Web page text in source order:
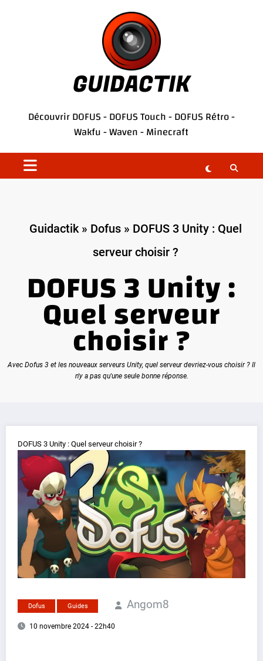
GUIDACTIK
DécouvrirDOFUS-DOFUS Touch-DOFUS Rétro-
Wakfu-Waven-Minecraft
Guidactik» Dofus» DOFUS 3 Unity : Quel
serveur choisir ?
DOFUS 3 Unity :
Quel serveur
choisir ?
Avec Dofus 3 et les nouveaux serveurs Unity, quel serveur devriez-vous choisir ? Il
n'y a pas qu'une seule bonne réponse.
DOFUS 3 Unity : Quel serveur choisir ?
Dofus Guides Angom8
10 novembre 2024 - 22h40